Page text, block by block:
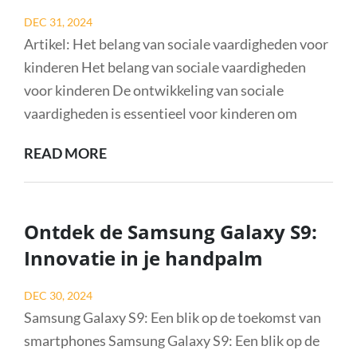
Posted
on
DEC 31, 2024
Artikel: Het belang van sociale vaardigheden voor
kinderen Het belang van sociale vaardigheden
voor kinderen De ontwikkeling van sociale
vaardigheden is essentieel voor kinderen om
READ MORE25
VOOR
SUCCESVOLLE
STUDIERESULTATEN
Ontdek de Samsung Galaxy S9:
Innovatie in je handpalm
Posted
on
DEC 30, 2024
Samsung Galaxy S9: Een blik op de toekomst van
smartphones Samsung Galaxy S9: Een blik op de